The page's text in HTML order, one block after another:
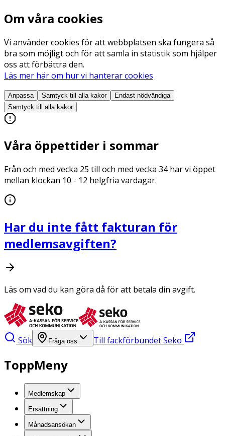
Om våra cookies
Vi använder cookies för att webbplatsen ska fungera så
bra som möjligt och för att samla in statistik som hjälper
oss att förbättra den.
Läs mer här om hur vi hanterar cookies
Anpassa Samtyck till alla kakor
Endast nödvändiga
Samtyck till alla kakor
Våra öppettider i sommar
Från och med vecka 25 till och med vecka 34 har vi öppet
mellan klockan 10 - 12 helgfria vardagar.
Har du inte fått fakturan för
medlemsavgiften?
Läs om vad du kan göra då för att betala din avgift.
Sök Fråga oss Till fackförbundet Seko
ToppMeny
Medlemskap
Ersättning
Månadsansökan